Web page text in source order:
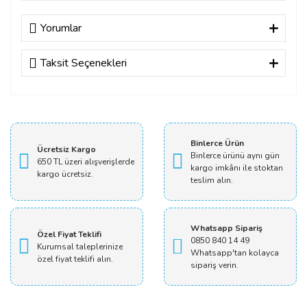
Yorumlar
Bu ürüne ilk yorumu siz yapın!
Taksit Seçenekleri
Ücretsiz Kargo
650 TL üzeri alışverişlerde
kargo ücretsiz.
Binlerce Ürün
Binlerce ürünü aynı gün
kargo imkânı ile stoktan
teslim alın.
Özel Fiyat Teklifi
Kurumsal taleplerinize
özel fiyat teklifi alın.
Whatsapp Sipariş
0850 840 14 49
Whatsapp'tan kolayca
sipariş verin.